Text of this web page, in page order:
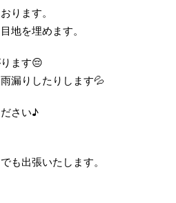
ります。
地を埋めます。
ます😔
漏りしたりします💦
さい♪
も出張いたします。